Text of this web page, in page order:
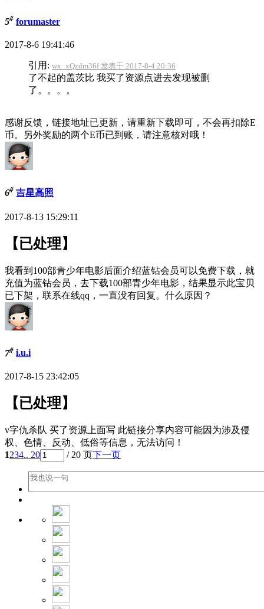
5# forumaster
2017-8-6 19:41:46
引用: wx_xQzdm36f 发表于 2017-8-4 20:36
了不起的盖茨比 我买了资源点进去发现被删
了。。。。
感谢反馈，链接地址已更新，请重新下载即可，不会再扣除E
币。另外奖励的两个E币已到账，请注意核对哦！
6# 吉星高照
2017-8-13 15:29:11
【已处理】
我看到100部青少年电影后面介绍蓝钻会员可以免费下载，就
充值为蓝钻会员，去下载100部青少年电影，结果显示此宝贝
已下架，联系在线qq，一直没有回复。什么原因？
7# i.u.i
2017-8-15 23:42:05
【已处理】
v字仇杀队 买了资源上面写 此链接分享内容可能因为涉及侵
权、色情、反动、低俗等信息，无法访问！
1234.. 20 / 20 页下一页